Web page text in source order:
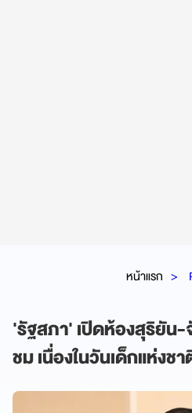
หน้าแรก
'รัฐสภา' เปิดห้องสุริยัน-
ชม เนื่องในวันเด็กแห่งช